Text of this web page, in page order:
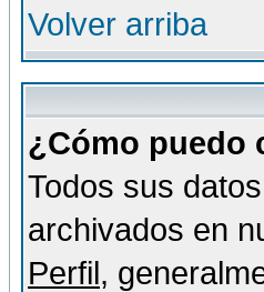
Volver arriba
¿Cómo puedo
Todos sus
archivados en
Perfil,